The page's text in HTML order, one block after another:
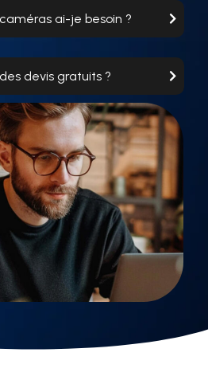
ai-je besoin ?
devis gratuits ?